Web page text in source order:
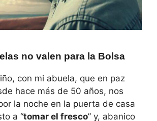
no valen para la Bolsa
con mi abuela, que en paz
hace más de 50 años, nos
la noche en la puerta de casa
a “tomar el fresco” y, abanico